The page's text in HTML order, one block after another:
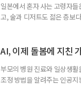
일본에서 혼자 사는 고령자
고, 술과 디저트도 젊은 층보
접 만든 음식이나 남은 음식
AI, 이제 돌봄에 지친
부모의 병원 진료와 일상생
조정 방법을 알려주는 인공